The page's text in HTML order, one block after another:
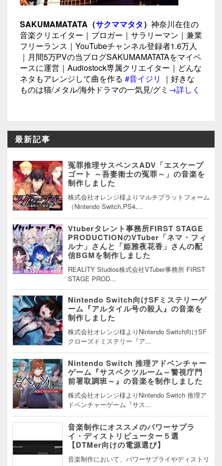
SAKUMAMATATA（サクママタタ） 神奈川在住の
音楽クリエイター｜ブロガー｜サラリーマン｜兼業
フリーランス｜YouTubeチャンネル登録者1.6万人
｜月間5万PVの当ブログSAKUMAMATATAをマイペ
ースに運営｜Audiostock専属クリエイター｜どんな
ネタもアレンジして曲を作る #音イジリ
｜好きな
ものは猫/メタル/海外ドラマの一気見/グミ →詳しく
最新記事
冤罪推理サスペンスADV「エスケープ
ゴート ～吾妻衛士の冤罪～」の音楽を
制作しました
株式会社オレンジ様よりマルチプラットフォーム
（Nintendo Switch,PS4,...
Vtuberタレント事務所FIRST STAGE
PRODUCTIONのVTuber「ネマ・フィ
ルナ」さんと「姫雅夜花香」さんの配
信BGMを制作しました
REALITY Studios株式会社VTuber事務所 FIRST
STAGE PROD...
Nintendo Switch向けSFミステリーゲ
ーム『アルタイル号の殺人』の音楽を
制作しました
株式会社オレンジ様よりNintendo Switch向けSF
クローズドミステリー『ア...
Nintendo Switch 推理アドベンチャー
ゲーム『サスペクツルーム～警視庁門
前署取調班～』の音楽を制作しました
株式会社オレンジ様よりNintendo Switch 推理ア
ドベンチャーゲーム『サス...
音楽制作にオススメのパワーサプラ
イ・ディストリビューター５選
【DTMer向けの電源選び】
音楽制作において、パワーサプライやディストリ